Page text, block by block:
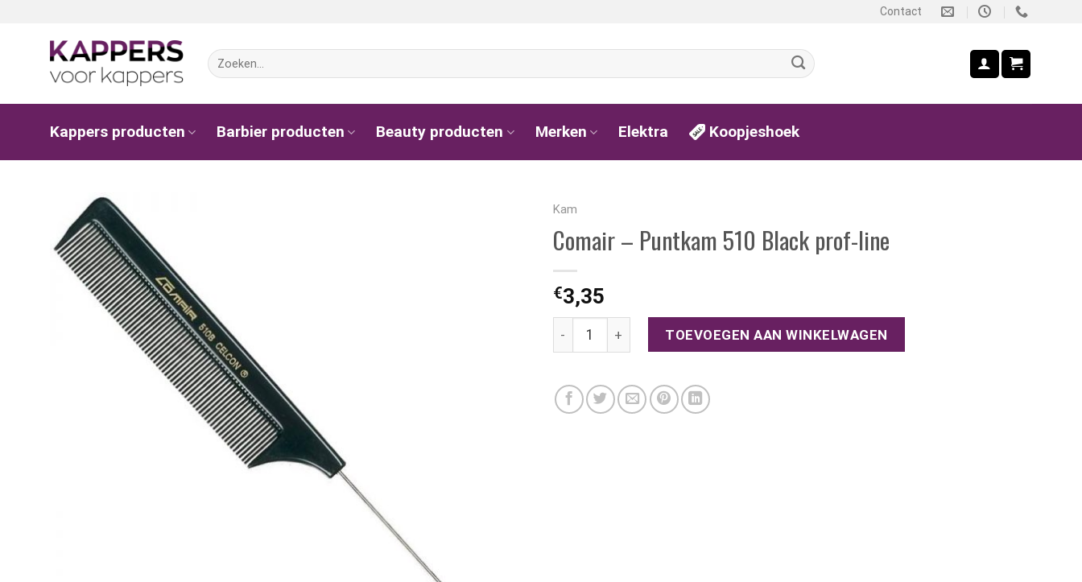
Contact
Zoeken
naar:
Kappers producten Barbier producten Beauty producten Merken Elektra Koopjeshoek
Kam
Comair – Puntkam 510 Black prof-line
€3,35
Comair - Puntkam 510 Black prof-line aantal
TOEVOEGEN AAN WINKELWAGEN